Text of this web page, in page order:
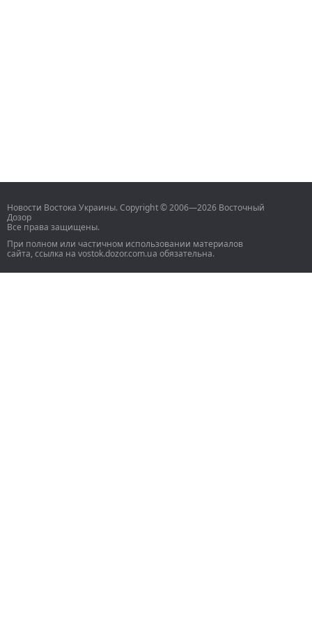
Новости Востока Украины. Copyright © 2006—2026 Восточный
Дозор
Все права защищены.
При полном или частичном использовании материалов
сайта, ссылка на vostok.dozor.com.ua обязательна.